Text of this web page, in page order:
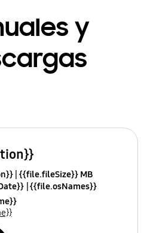
y
{{file.fileSize}} MB
{{file.osNames}}